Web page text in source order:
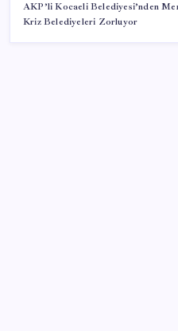
AKP’li Kocaeli Belediyesi’nden
Kriz Belediyeleri Zorluyor